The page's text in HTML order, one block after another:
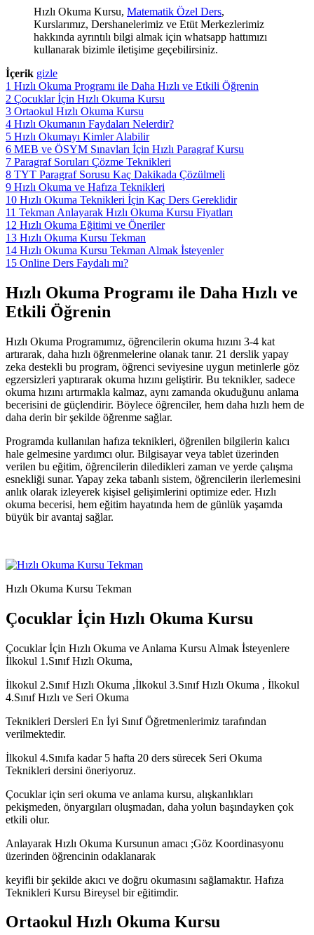
Hızlı Okuma Kursu, Matematik Özel Ders,
Kurslarımız, Dershanelerimiz ve Etüt Merkezlerimiz
hakkında ayrıntılı bilgi almak için whatsapp hattımızı
kullanarak bizimle iletişime geçebilirsiniz.
İçerik gizle
1 Hızlı Okuma Programı ile Daha Hızlı ve Etkili Öğrenin
2 Çocuklar İçin Hızlı Okuma Kursu
3 Ortaokul Hızlı Okuma Kursu
4 Hızlı Okumanın Faydaları Nelerdir?
5 Hızlı Okumayı Kimler Alabilir
6 MEB ve ÖSYM Sınavları İçin Hızlı Paragraf Kursu
7 Paragraf Soruları Çözme Teknikleri
8 TYT Paragraf Sorusu Kaç Dakikada Çözülmeli
9 Hızlı Okuma ve Hafıza Teknikleri
10 Hızlı Okuma Teknikleri İçin Kaç Ders Gereklidir
11 Tekman Anlayarak Hızlı Okuma Kursu Fiyatları
12 Hızlı Okuma Eğitimi ve Öneriler
13 Hızlı Okuma Kursu Tekman
14 Hızlı Okuma Kursu Tekman Almak İsteyenler
15 Online Ders Faydalı mı?
Hızlı Okuma Programı ile Daha Hızlı ve
Etkili Öğrenin
Hızlı Okuma Programımız, öğrencilerin okuma hızını 3-4 kat
artırarak, daha hızlı öğrenmelerine olanak tanır. 21 derslik yapay
zeka destekli bu program, öğrenci seviyesine uygun metinlerle göz
egzersizleri yaptırarak okuma hızını geliştirir. Bu teknikler, sadece
okuma hızını artırmakla kalmaz, aynı zamanda okuduğunu anlama
becerisini de güçlendirir. Böylece öğrenciler, hem daha hızlı hem de
daha derin bir şekilde öğrenme sağlar.
Programda kullanılan hafıza teknikleri, öğrenilen bilgilerin kalıcı
hale gelmesine yardımcı olur. Bilgisayar veya tablet üzerinden
verilen bu eğitim, öğrencilerin diledikleri zaman ve yerde çalışma
esnekliği sunar. Yapay zeka tabanlı sistem, öğrencilerin ilerlemesini
anlık olarak izleyerek kişisel gelişimlerini optimize eder. Hızlı
okuma becerisi, hem eğitim hayatında hem de günlük yaşamda
büyük bir avantaj sağlar.
Hızlı Okuma Kursu Tekman
Çocuklar İçin Hızlı Okuma Kursu
Çocuklar İçin Hızlı Okuma ve Anlama Kursu Almak İsteyenlere
İlkokul 1.Sınıf Hızlı Okuma,
İlkokul 2.Sınıf Hızlı Okuma ,İlkokul 3.Sınıf Hızlı Okuma , İlkokul
4.Sınıf Hızlı ve Seri Okuma
Teknikleri Dersleri En İyi Sınıf Öğretmenlerimiz tarafından
verilmektedir.
İlkokul 4.Sınıfa kadar 5 hafta 20 ders sürecek Seri Okuma
Teknikleri dersini öneriyoruz.
Çocuklar için seri okuma ve anlama kursu, alışkanlıkları
pekişmeden, önyargıları oluşmadan, daha yolun başındayken çok
etkili olur.
Anlayarak Hızlı Okuma Kursunun amacı ;Göz Koordinasyonu
üzerinden öğrencinin odaklanarak
keyifli bir şekilde akıcı ve doğru okumasını sağlamaktır. Hafıza
Teknikleri Kursu Bireysel bir eğitimdir.
Ortaokul Hızlı Okuma Kursu